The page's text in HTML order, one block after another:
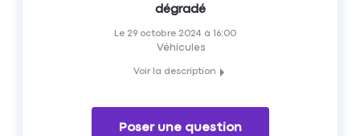
dégradé
Le 29 octobre 2024à 16:00
Véhicules
Voir la description
Poser une question